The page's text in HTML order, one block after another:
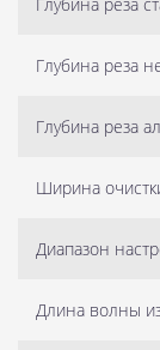
Глубина реза
Глубина реза
Ширина
Диапазон
Длина волны